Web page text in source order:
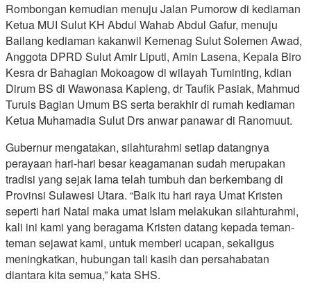
Rombongan kemudian menuju Jalan Pumorow di kediaman
Ketua MUI Sulut KH Abdul Wahab Abdul Gafur, menuju
Bailang kediaman kakanwil Kemenag Sulut Solemen Awad,
Anggota DPRD Sulut Amir Liputi, Amin Lasena, Kepala Biro
Kesra dr Bahagian Mokoagow di wilayah Tuminting, kdian
Dirum BS di Wawonasa Kapleng, dr Taufik Pasiak, Mahmud
Turuis Bagian Umum BS serta berakhir di rumah kediaman
Ketua Muhamadia Sulut Drs anwar panawar di Ranomuut.
Gubernur mengatakan, silahturahmi setiap datangnya
perayaan hari-hari besar keagamanan sudah merupakan
tradisi yang sejak lama telah tumbuh dan berkembang di
Provinsi Sulawesi Utara. “Baik itu hari raya Umat Kristen
seperti hari Natal maka umat Islam melakukan silahturahmi,
kali ini kami yang beragama Kristen datang kepada teman-
teman sejawat kami, untuk memberi ucapan, sekaligus
meningkatkan, hubungan tali kasih dan persahabatan
diantara kita semua,” kata SHS.